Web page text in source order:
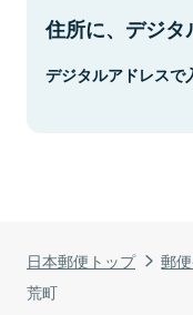
日本郵便トップ 郵
荒町
住所に、デジタ
デジタルアドレスで